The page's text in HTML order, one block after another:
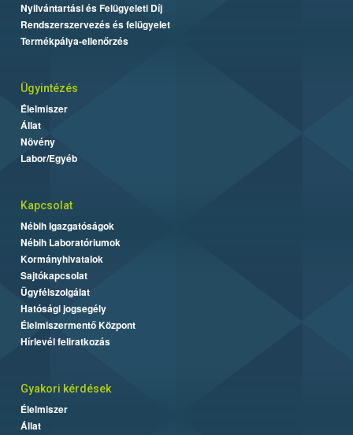
Nyilvántartási és Felügyeleti Díj
Rendszerszervezés és felügyelet
Termékpálya-ellenőrzés
Ügyintézés
Élelmiszer
Állat
Növény
Labor/Egyéb
Kapcsolat
Nébih Igazgatóságok
Nébih Laboratóriumok
Kormányhivatalok
Sajtókapcsolat
Ügyfélszolgálat
Hatósági jogsegély
Élelmiszermentő Központ
Hírlevél feliratkozás
Gyakori kérdések
Élelmiszer
Állat